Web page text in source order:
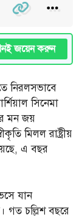
জয়েন করুন
নিরলসভাবে
সিনেমা
মন জয়
মিলল রাষ্ট্রীয়
এ বছর
যান
গত চল্লিশ বছরে